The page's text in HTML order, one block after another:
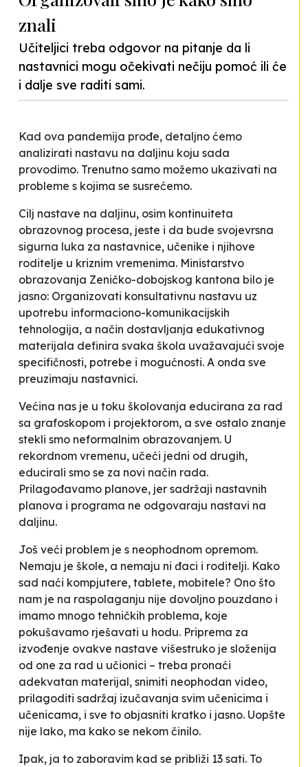
znali
Učiteljici treba odgovor na pitanje da li
nastavnici mogu očekivati nečiju pomoć ili će
i dalje sve raditi sami.
Kad ova pandemija prođe, detaljno ćemo
analizirati nastavu na daljinu koju sada
provodimo. Trenutno samo možemo ukazivati na
probleme s kojima se susrećemo.
Cilj nastave na daljinu, osim kontinuiteta
obrazovnog procesa, jeste i da bude svojevrsna
sigurna luka za nastavnice, učenike i njihove
roditelje u kriznim vremenima. Ministarstvo
obrazovanja Zeničko-dobojskog kantona bilo je
jasno: Organizovati konsultativnu nastavu uz
upotrebu informaciono-komunikacijskih
tehnologija, a način dostavljanja edukativnog
materijala definira svaka škola uvažavajući svoje
specifičnosti, potrebe i mogućnosti. A onda sve
preuzimaju nastavnici.
Većina nas je u toku školovanja educirana za rad
sa grafoskopom i projektorom, a sve ostalo znanje
stekli smo neformalnim obrazovanjem. U
rekordnom vremenu, učeći jedni od drugih,
educirali smo se za novi način rada.
Prilagođavamo planove, jer sadržaji nastavnih
planova i programa ne odgovaraju nastavi na
daljinu.
Još veći problem je s neophodnom opremom.
Nemaju je škole, a nemaju ni đaci i roditelji. Kako
sad naći kompjutere, tablete, mobitele? Ono što
nam je na raspolaganju nije dovoljno pouzdano i
imamo mnogo tehničkih problema, koje
pokušavamo rješavati u hodu. Priprema za
izvođenje ovakve nastave višestruko je složenija
od one za rad u učionici – treba pronaći
adekvatan materijal, snimiti neophodan video,
prilagoditi sadržaj izučavanja svim učenicima i
učenicama, i sve to objasniti kratko i jasno. Uopšte
nije lako, ma kako se nekom činilo.
Ipak, ja to zaboravim kad se približi 13 sati. To